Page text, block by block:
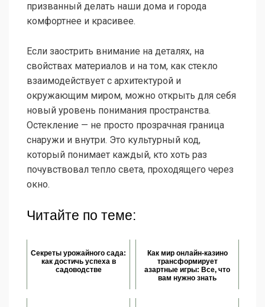
призванный делать наши дома и города
комфортнее и красивее.
Если заострить внимание на деталях, на
свойствах материалов и на том, как стекло
взаимодействует с архитектурой и
окружающим миром, можно открыть для себя
новый уровень понимания пространства.
Остекление — не просто прозрачная граница
снаружи и внутри. Это культурный код,
который понимает каждый, кто хоть раз
почувствовал тепло света, проходящего через
окно.
Читайте по теме:
Секреты урожайного сада:
как достичь успеха в
садоводстве
Как мир онлайн-казино
трансформирует
азартные игры: Все, что
вам нужно знать